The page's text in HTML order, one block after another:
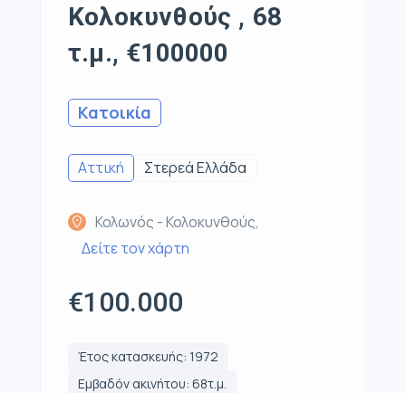
Κολοκυνθούς , 68
τ.μ., €100000
Κατοικία
Αττική Στερεά Ελλάδα
Κολωνός - Κολοκυνθούς,
Δείτε τον χάρτη
€100.000
Έτος κατασκευής: 1972
Εμβαδόν ακινήτου: 68τ.μ.